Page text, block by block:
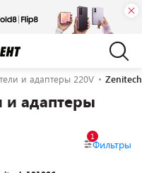
и адаптеры 220V Zenitech
и адаптеры
Фильтры
1